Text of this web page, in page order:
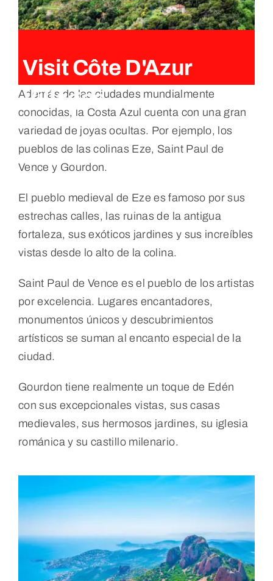
Visit Côte D'Azur
Villages
Además de las ciudades mundialmente
conocidas, la Costa Azul cuenta con una gran
variedad de joyas ocultas. Por ejemplo, los
pueblos de las colinas Eze, Saint Paul de
Vence y Gourdon.
El pueblo medieval de Eze es famoso por sus
estrechas calles, las ruinas de la antigua
fortaleza, sus exóticos jardines y sus increíbles
vistas desde lo alto de la colina.
Saint Paul de Vence es el pueblo de los artistas
por excelencia. Lugares encantadores,
monumentos únicos y descubrimientos
artísticos se suman al encanto especial de la
ciudad.
Gourdon tiene realmente un toque de Edén
con sus excepcionales vistas, sus casas
medievales, sus hermosos jardines, su iglesia
románica y su castillo milenario.